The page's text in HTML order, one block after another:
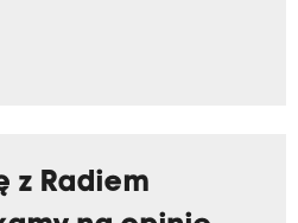
z Radiem